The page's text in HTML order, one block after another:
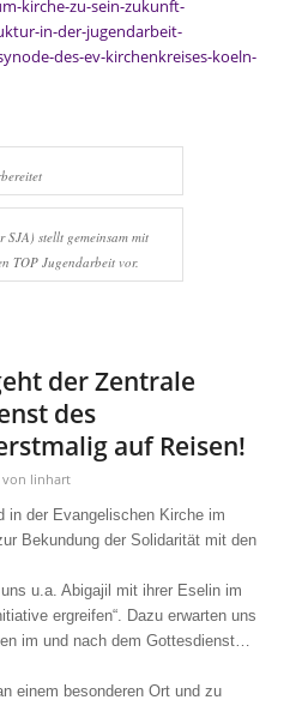
kirche-zu-sein-zukunft-
in-der-jugendarbeit-
des-ev-kirchenkreises-koeln-
SJA) stellt gemeinsam mit
TOP Jugendarbeit vor.
der Zentrale
des
auf Reisen!
von linhart
in der Evangelischen Kirche im
Bekundung der Solidarität mit den
u.a. Abigajil mit ihrer Eselin im
ergreifen“. Dazu erwarten uns
im und nach dem Gottesdienst…
einem besonderen Ort und zu